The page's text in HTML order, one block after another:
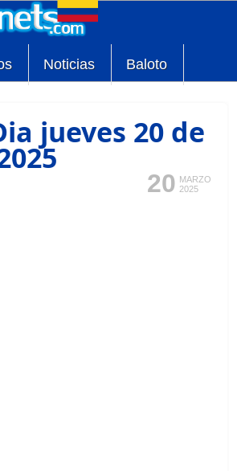
Noticias Baloto
jueves 20 de
20 MARZO
2025